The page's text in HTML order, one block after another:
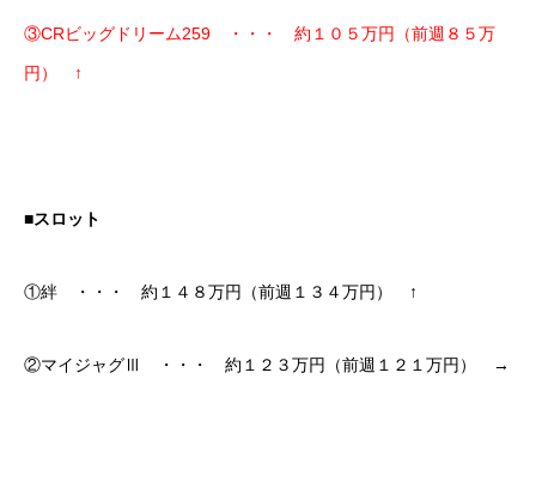
③CRビッグドリーム259 ・・・ 約１０５万円（前週８５万
円） ↑
■スロット
①絆 ・・・ 約１４８万円（前週１３４万円） ↑
②マイジャグⅢ ・・・ 約１２３万円（前週１２１万円） →